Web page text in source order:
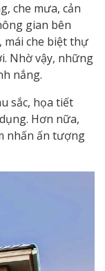
che mưa, cản
gian bên
che biệt thự
Nhờ vậy, những
nắng.
sắc, họa tiết
Hơn nữa,
nhấn ấn tượng